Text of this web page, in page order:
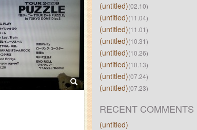
(untitled)(02.10)
(untitled)(11.04)
(untitled)(11.01)
(untitled)(10.31)
(untitled)(10.26)
(untitled)(10.13)
(untitled)(07.24)
(untitled)(07.23)
RECENT COMMENTS
(untitled)